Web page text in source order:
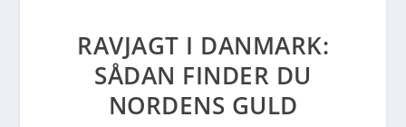
RAVJAGT I DANMARK:
SÅDAN FINDER DU
NORDENS GULD